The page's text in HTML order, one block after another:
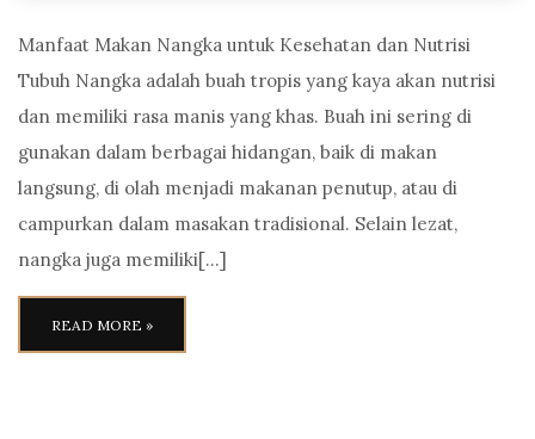
Manfaat Makan Nangka untuk Kesehatan dan Nutrisi
Tubuh Nangka adalah buah tropis yang kaya akan nutrisi
dan memiliki rasa manis yang khas. Buah ini sering di
gunakan dalam berbagai hidangan, baik di makan
langsung, di olah menjadi makanan penutup, atau di
campurkan dalam masakan tradisional. Selain lezat,
nangka juga memiliki[…]
READ MORE »